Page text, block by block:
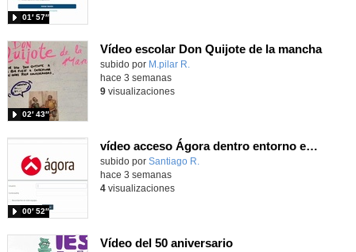
01′ 57″
Vídeo escolar Don Quijote de la mancha
Contenido educativo.
subido por M.pilar R.
02′ 43″
hace 3 semanas
9visualizaciones
vídeo acceso Ágora dentro entorno escuela
Contenido educativo.
subido por Santiago R.
00′ 52″
hace 3 semanas
4visualizaciones
Vídeo del 50 aniversario